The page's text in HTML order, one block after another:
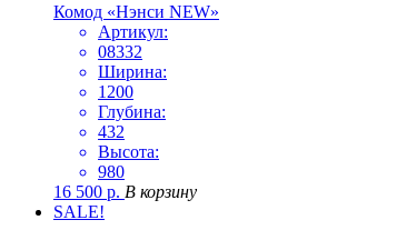
Комод «Нэнси NEW»
Артикул:
08332
Ширина:
1200
Глубина:
432
Высота:
980
16 500 р. В корзину
SALE!